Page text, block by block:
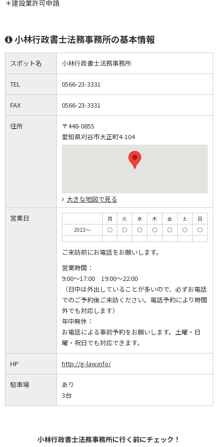
＊建設業許可申請
小林行政書士法務事務所の基本情報
スポット名 小林行政書士法務事務所
TEL 0566-23-3331
FAX 0566-23-3331
住所
〒448-0855
愛知県刈谷市大正町4-104
大きな地図で見る
営業日 月 火 水 木 金 土
日
2022～
◯ ◯ ◯ ◯ ◯ ◯ ◯
ご来訪前にお電話をお願いします。
営業時間：
9:00～17:00 19:00～22:00
（日中は外出していることが多いので、必ずお電話
でのご予約後ご来訪ください。電話予約により時間
外でも対応します）
年中無休：
お電話による事前予約をお願いします。土曜・日
曜・祝日でも対応できます。
HP http://g-law.info/
駐車場
あり
3台
小林行政書士法務事務所に行く前にチェック！